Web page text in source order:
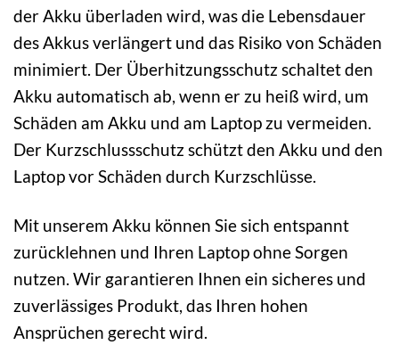
der Akku überladen wird, was die Lebensdauer
des Akkus verlängert und das Risiko von Schäden
minimiert. Der Überhitzungsschutz schaltet den
Akku automatisch ab, wenn er zu heiß wird, um
Schäden am Akku und am Laptop zu vermeiden.
Der Kurzschlussschutz schützt den Akku und den
Laptop vor Schäden durch Kurzschlüsse.
Mit unserem Akku können Sie sich entspannt
zurücklehnen und Ihren Laptop ohne Sorgen
nutzen. Wir garantieren Ihnen ein sicheres und
zuverlässiges Produkt, das Ihren hohen
Ansprüchen gerecht wird.